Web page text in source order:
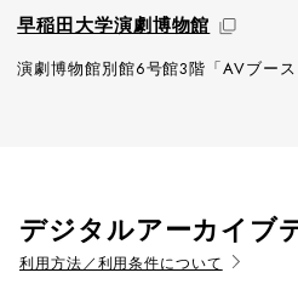
早稲田大学演劇博物館
演劇博物館別館6号館3階「AVブース
デジタルアーカイブ
利用方法／利用条件について